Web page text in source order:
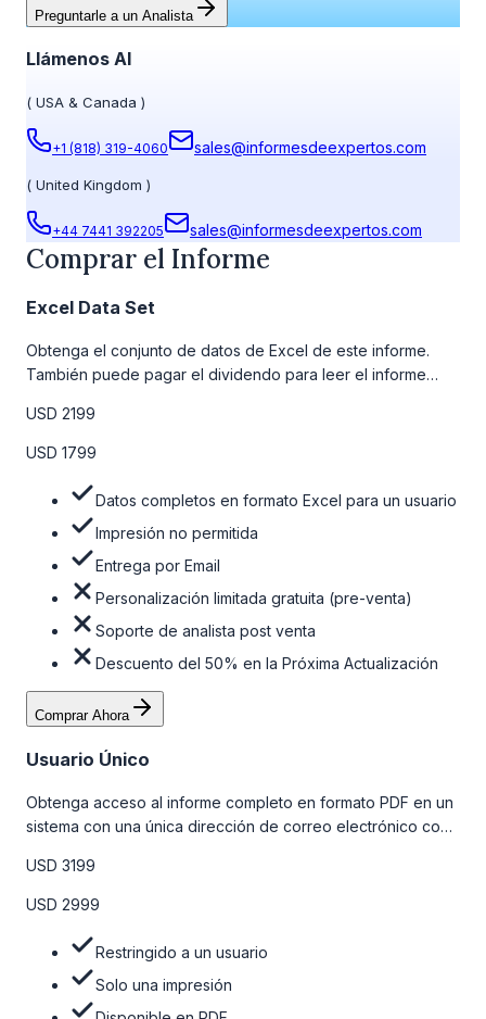
Preguntarle a un Analista
Llámenos Al
( USA & Canada )
+1 (818) 319-4060 sales@informesdeexpertos.com
( United Kingdom )
+44 7441 392205 sales@informesdeexpertos.com
Comprar el Informe
Excel Data Set
Obtenga el conjunto de datos de Excel de este informe.
También puede pagar el dividendo para leer el informe
la tabla de precios a continuación.
USD 2199
USD 1799
Datos completos en formato Excel para un usuario
Impresión no permitida
Entrega por Email
Personalización limitada gratuita (pre-venta)
Soporte de analista post venta
Descuento del 50% en la Próxima Actualización
Comprar Ahora
Usuario Único
Obtenga acceso al informe completo en formato PDF en un
sistema con una única dirección de correo electrónico con
la tabla de precios a continuación.
USD 3199
USD 2999
Restringido a un usuario
Solo una impresión